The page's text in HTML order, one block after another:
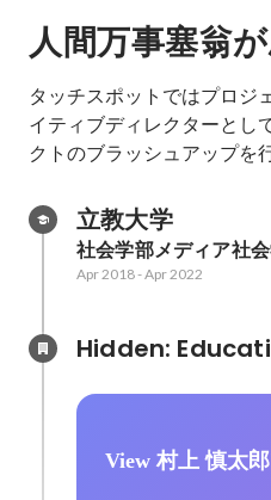
人間万事塞翁
タッチスポットではプロジ
イティブディレクターとし
クトのブラッシュアップを
立教大学
社会学部メディア社
Apr 2018-Apr 2022
View 村上 慎太